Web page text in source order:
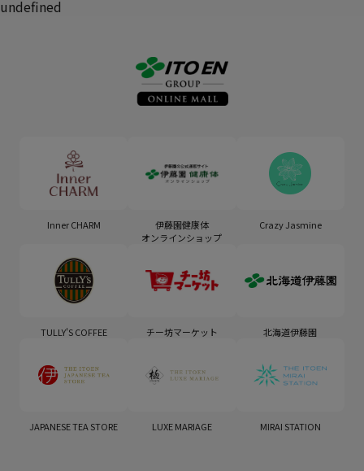
undefined
Inner CHARM
伊藤園健康体
オンラインショップ
Crazy Jasmine
TULLY'S COFFEE チー坊マーケット 北海道伊藤園
JAPANESE TEA STORE LUXE MARIAGE MIRAI STATION